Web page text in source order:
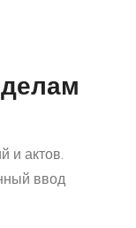
и актов.
ввод